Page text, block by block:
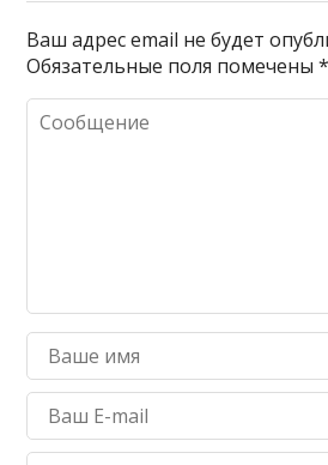
Ваш адрес email не будет
Обязательные поля помечены*